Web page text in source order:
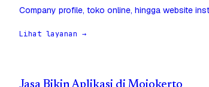
Company profile, toko online, hingga website
Lihat layanan →